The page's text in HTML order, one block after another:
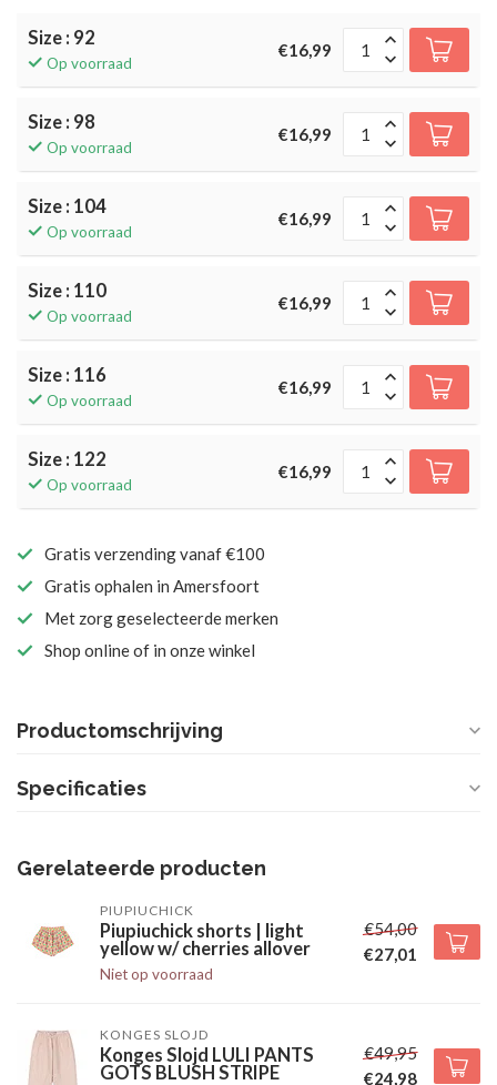
Size : 92
Op voorraad
€16,99
Size : 98
Op voorraad
€16,99
Size : 104
Op voorraad
€16,99
Size : 110
Op voorraad
€16,99
Size : 116
Op voorraad
€16,99
Size : 122
Op voorraad
€16,99
Gratis verzending vanaf €100
Gratis ophalen in Amersfoort
Met zorg geselecteerde merken
Shop online of in onze winkel
Productomschrijving
Specificaties
Gerelateerde producten
PIUPIUCHICK
Piupiuchick shorts | light
yellow w/ cherries allover
Niet op voorraad
€54,00
€27,01
KONGES SLOJD
Konges Slojd LULI PANTS
GOTS BLUSH STRIPE
€49,95
€24,98